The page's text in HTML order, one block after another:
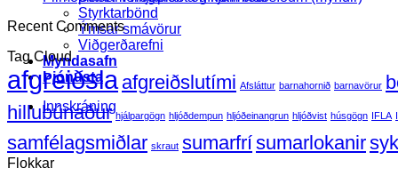
Styrktarbönd
Ýmsar smávörur
Viðgerðarefni
Myndasafn
Þjónusta
Innskráning
rúllum
enn
ódýrara!
á
Recent Comments
Tag Cloud
afgreiðsla afgreiðslutími Afsláttur barnahornið barnavörur
hillubúnaður hjálpargögn hljóðdempun hljóðeinangrun hljóðvist húsgögn IFLA
samfélagsmiðlar skraut sumarfrísumarlokanir
Flokkar